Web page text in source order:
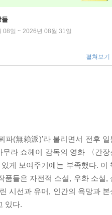
들
08일 ~ 2026년 08월 31일
펼쳐보기
파(無賴派)’라 불리면서 전후 일
라 쇼헤이 감독의 영화 〈간장
게 보여주기에는 부족했다. 이
품들은 자전적 소설, 우화 소설,
시선과 유머, 인간의 욕망과 본
있다.